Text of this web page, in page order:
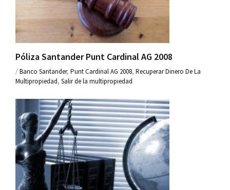
Póliza Santander Punt Cardinal AG 2008
/Banco Santander, Punt Cardinal AG 2008, Recuperar Dinero De La
Multipropiedad, Salir de la multipropiedad